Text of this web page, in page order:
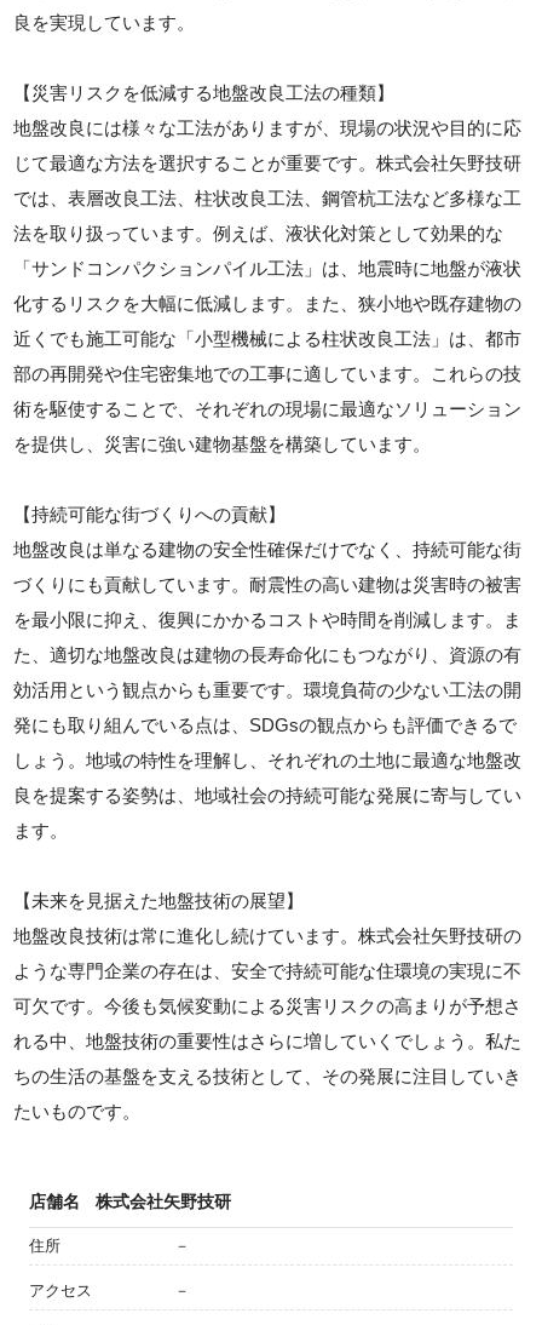
良を実現しています。
【災害リスクを低減する地盤改良工法の種類】
地盤改良には様々な工法がありますが、現場の状況や目的に応
じて最適な方法を選択することが重要です。株式会社矢野技研
では、表層改良工法、柱状改良工法、鋼管杭工法など多様な工
法を取り扱っています。例えば、液状化対策として効果的な
「サンドコンパクションパイル工法」は、地震時に地盤が液状
化するリスクを大幅に低減します。また、狭小地や既存建物の
近くでも施工可能な「小型機械による柱状改良工法」は、都市
部の再開発や住宅密集地での工事に適しています。これらの技
術を駆使することで、それぞれの現場に最適なソリューション
を提供し、災害に強い建物基盤を構築しています。
【持続可能な街づくりへの貢献】
地盤改良は単なる建物の安全性確保だけでなく、持続可能な街
づくりにも貢献しています。耐震性の高い建物は災害時の被害
を最小限に抑え、復興にかかるコストや時間を削減します。ま
た、適切な地盤改良は建物の長寿命化にもつながり、資源の有
効活用という観点からも重要です。環境負荷の少ない工法の開
発にも取り組んでいる点は、SDGsの観点からも評価できるで
しょう。地域の特性を理解し、それぞれの土地に最適な地盤改
良を提案する姿勢は、地域社会の持続可能な発展に寄与してい
ます。
【未来を見据えた地盤技術の展望】
地盤改良技術は常に進化し続けています。株式会社矢野技研の
ような専門企業の存在は、安全で持続可能な住環境の実現に不
可欠です。今後も気候変動による災害リスクの高まりが予想さ
れる中、地盤技術の重要性はさらに増していくでしょう。私た
ちの生活の基盤を支える技術として、その発展に注目していき
たいものです。
店舗名 株式会社矢野技研
住所 －
アクセス －